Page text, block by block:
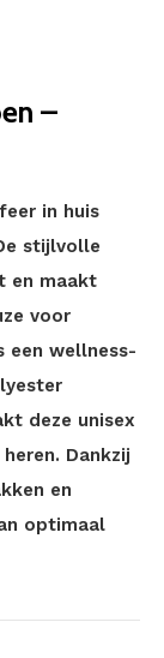
–
in huis
stijlvolle
en maakt
voor
een wellness-
deze unisex
Dankzij
en
optimaal